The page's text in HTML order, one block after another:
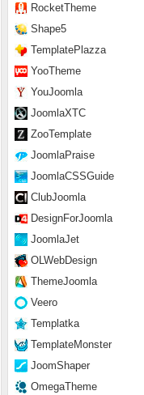
RocketTheme
Shape5
TemplatePlazza
YooTheme
YouJoomla
JoomlaXTC
ZooTemplate
JoomlaPraise
JoomlaCSSGuide
ClubJoomla
DesignForJoomla
JoomlaJet
OLWebDesign
ThemeJoomla
Veero
Templatka
TemplateMonster
JoomShaper
OmegaTheme